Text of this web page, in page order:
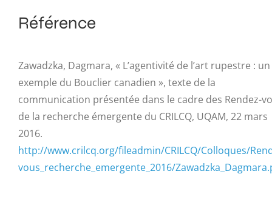
Référence
Zawadzka, Dagmara, « L’agentivité de l’art rupestre : un
exemple du Bouclier canadien », texte de la
communication présentée dans le cadre des Rendez-
de la recherche émergente du CRILCQ, UQAM, 22 mars
2016.
http://www.crilcq.org/fileadmin/CRILCQ/Colloques/
vous_recherche_emergente_2016/